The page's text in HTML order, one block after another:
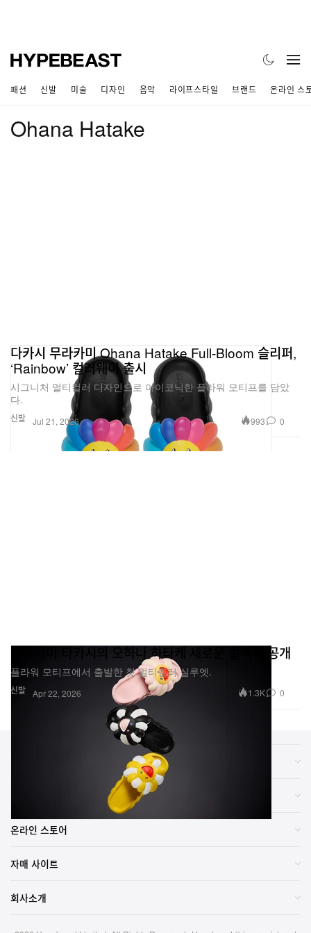
패션 신발 미술 디자인 음악 라이프스타일 브랜드 온라인 스
Ohana Hatake
신발
다카시 무라카미 Ohana Hatake Full-Bloom 슬리퍼,
‘Rainbow’ 컬러웨이 출시
시그니처 멀티컬러 디자인으로 아이코닉한 플라워 모티프를 담았
다.
Jul 21, 2026 993 0
신발
무라카미 타카시의 오하나 하타케 새로운 컬렉션 공개
플라워 모티프에서 출발한 첫 멀티컬러 실루엣.
Apr 22, 2026 1.3K 0
온라인 스토어
자매 사이트
회사소개